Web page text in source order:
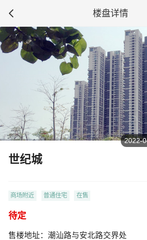
楼盘详情
世纪城
商场附近 普通住宅 在售
待定
售楼地址：潮汕路与安北路交界处
2022-